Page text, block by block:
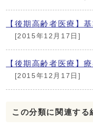
【後期高齢者医療】
[2015年12月17日]
【後期高齢者医療】
[2015年12月17日]
この分類に関連する